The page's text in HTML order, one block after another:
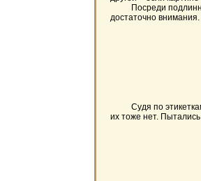
Посреди подлинных
достаточно внимания.
Судя по этикеткам,
их тоже нет. Пытались